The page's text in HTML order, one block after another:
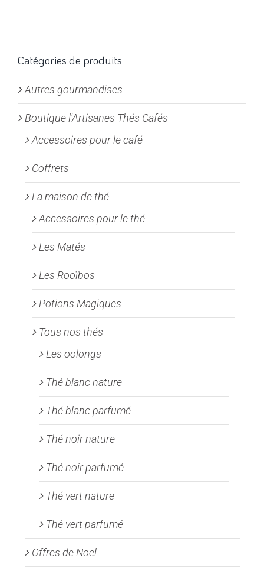
options
être
choisies
sur
la
page
produit
Catégories de produits
Autres gourmandises
Boutique l'Artisanes Thés Cafés
Accessoires pour le café
Coffrets
La maison de thé
Accessoires pour le thé
Les Matés
Les Rooïbos
Potions Magiques
Tous nos thés
Les oolongs
Thé blanc nature
Thé blanc parfumé
Thé noir nature
Thé noir parfumé
Thé vert nature
Thé vert parfumé
Offres de Noel